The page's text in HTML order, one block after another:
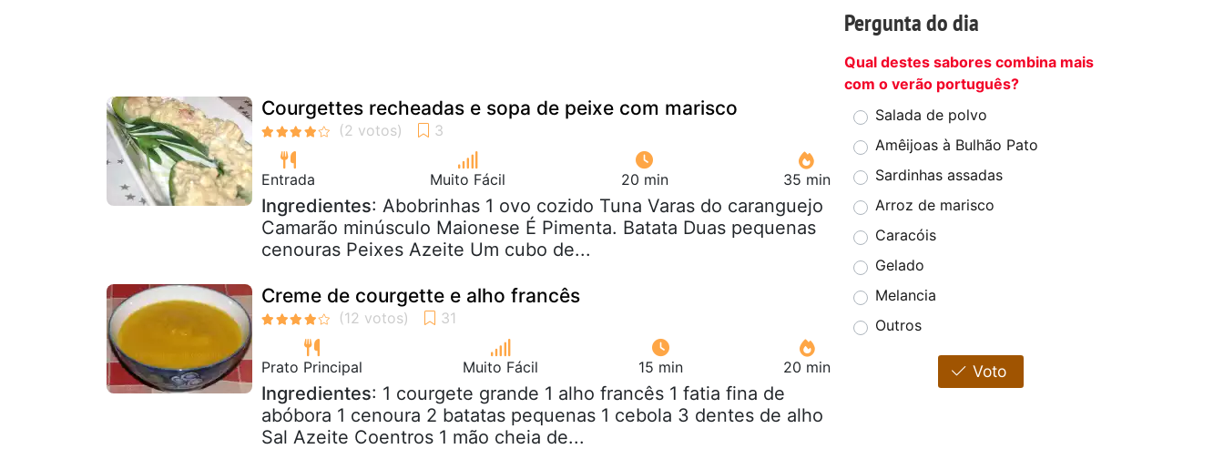
Courgettes recheadas e sopa de peixe com marisco
Entrada Muito Fácil 20 min 35 min
Ingredientes: Abobrinhas 1 ovo cozido Tuna Varas do caranguejo
Camarão minúsculo Maionese É Pimenta. Batata Duas pequenas
cenouras Peixes Azeite Um cubo de...
Creme de courgette e alho francês
Prato Principal Muito Fácil 15 min 20 min
Ingredientes: 1 courgete grande 1 alho francês 1 fatia fina de
abóbora 1 cenoura 2 batatas pequenas 1 cebola 3 dentes de alho
Sal Azeite Coentros 1 mão cheia de...
Pergunta do dia
Qual destes sabores combina mais
com o verão português?
Salada de polvo
Amêijoas à Bulhão Pato
Sardinhas assadas
Arroz de marisco
Caracóis
Gelado
Melancia
Outros
Voto